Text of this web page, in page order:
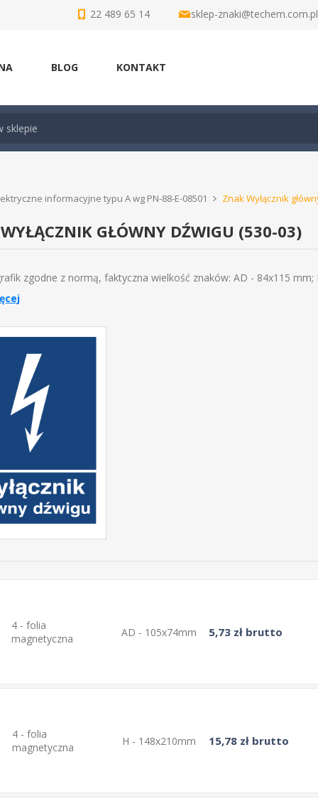
22 489 65 14 sklep-znaki@techem.com.pl
BLOG KONTAKT
informacyjne typu A wg PN-88-E-08501 Znak Wyłącznik
GŁÓWNY DŹWIGU (530-03)
zgodne z normą, faktyczna wielkość znaków: AD - 84x115
4 - folia
magnetyczna
AD - 105x74mm 5,73 zł brutto
4 - folia
magnetyczna
H - 148x210mm 15,78 zł brutto